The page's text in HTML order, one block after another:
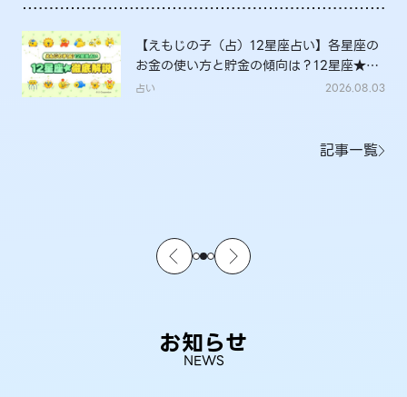
【えもじの子（占）12星座占い】各星座の
お金の使い方と貯金の傾向は？12星座★徹
底解説
占い 2026.08.03
記事一覧
お知らせ
NEWS